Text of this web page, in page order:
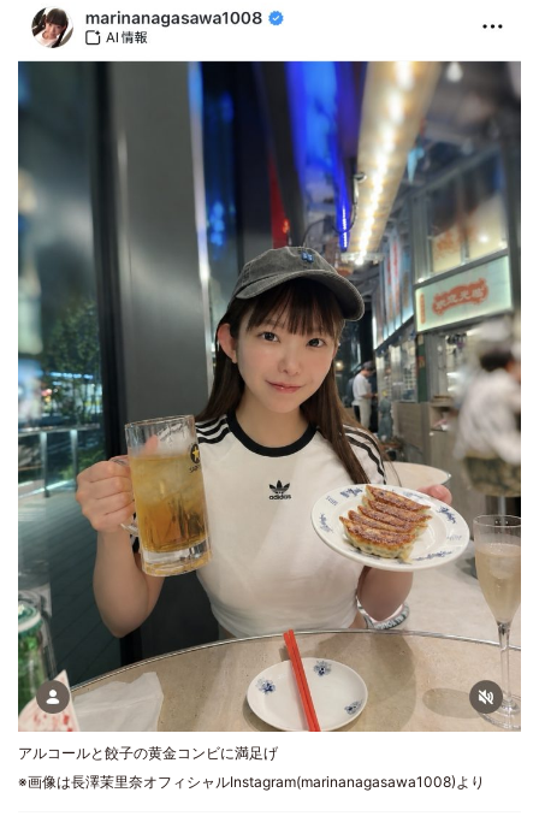
アルコールと餃子の黄金コンビに満足げ
※画像は長澤茉里奈オフィシャルInstagram(marinanagasawa1008)より